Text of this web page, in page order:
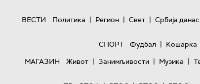
ВЕСТИ Политика | Регион | Свет | Србија данас
СПОРТ
Фудбал | Кошарка
МАГАЗИН
Живот | Занимљивости | Музика |